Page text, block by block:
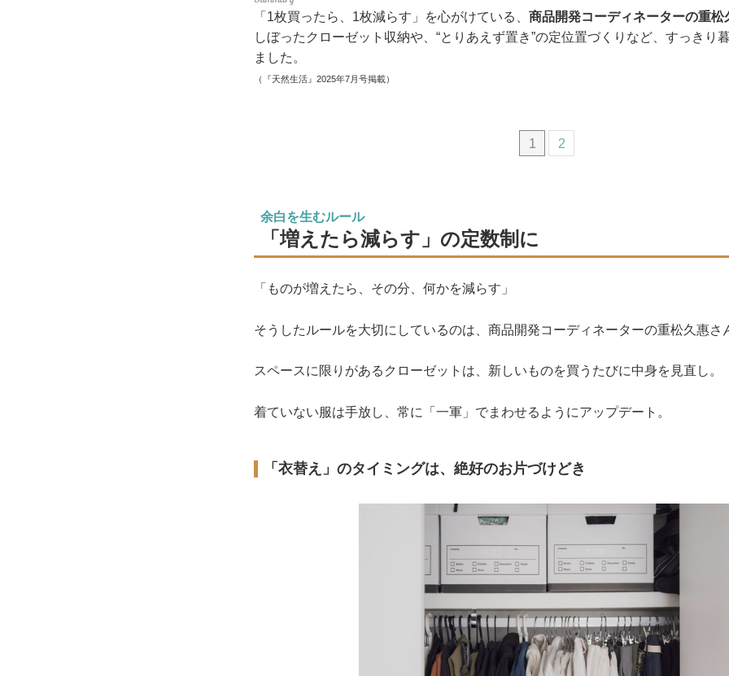
「1枚買ったら、1枚減らす」を心がけている、 商品開発コーディネーターの重松
しぼったクローゼット収納や、“とりあえず置き”の定位置づくりなど、すっきり
ました。
（『天然生活』2025年7月号掲載）
1 2
余白を生むルール
「増えたら減らす」の定数制に
「ものが増えたら、その分、何かを減らす」
そうしたルールを大切にしているのは、商品開発コーディネーターの重松久惠さ
スペースに限りがあるクローゼットは、新しいものを買うたびに中身を見直し。
着ていない服は手放し、常に「一軍」でまわせるようにアップデート。
「衣替え」のタイミングは、絶好のお片づけどき